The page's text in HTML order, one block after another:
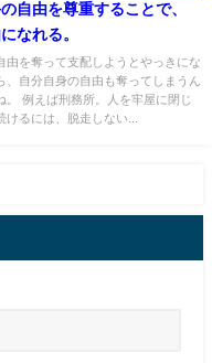
自由を尊重することで、
なれる。
由を奪って支配しようとやっきにな
、自分自身の自由も奪ってしまうん
。 例えば刑務所。人を牢屋に閉じ
けるには、脱走しない...